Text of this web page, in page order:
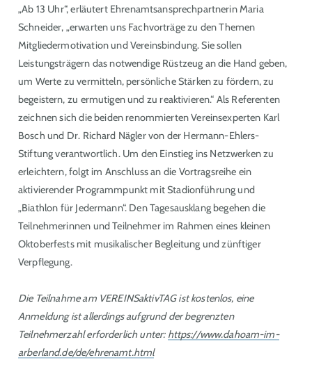
„Ab 13 Uhr“, erläutert Ehrenamtsansprechpartnerin Maria
Schneider, „erwarten uns Fachvorträge zu den Themen
Mitgliedermotivation und Vereinsbindung. Sie sollen
Leistungsträgern das notwendige Rüstzeug an die Hand geben,
um Werte zu vermitteln, persönliche Stärken zu fördern, zu
begeistern, zu ermutigen und zu reaktivieren.“ Als Referenten
zeichnen sich die beiden renommierten Vereinsexperten Karl
Bosch und Dr. Richard Nägler von der Hermann-Ehlers-
Stiftung verantwortlich. Um den Einstieg ins Netzwerken zu
erleichtern, folgt im Anschluss an die Vortragsreihe ein
aktivierender Programmpunkt mit Stadionführung und
„Biathlon für Jedermann“. Den Tagesausklang begehen die
Teilnehmerinnen und Teilnehmer im Rahmen eines kleinen
Oktoberfests mit musikalischer Begleitung und zünftiger
Verpflegung.
Die Teilnahme am VEREINSaktivTAG ist kostenlos, eine
Anmeldung ist allerdings aufgrund der begrenzten
Teilnehmerzahl erforderlich unter: https://www.dahoam-im-
arberland.de/de/ehrenamt.html